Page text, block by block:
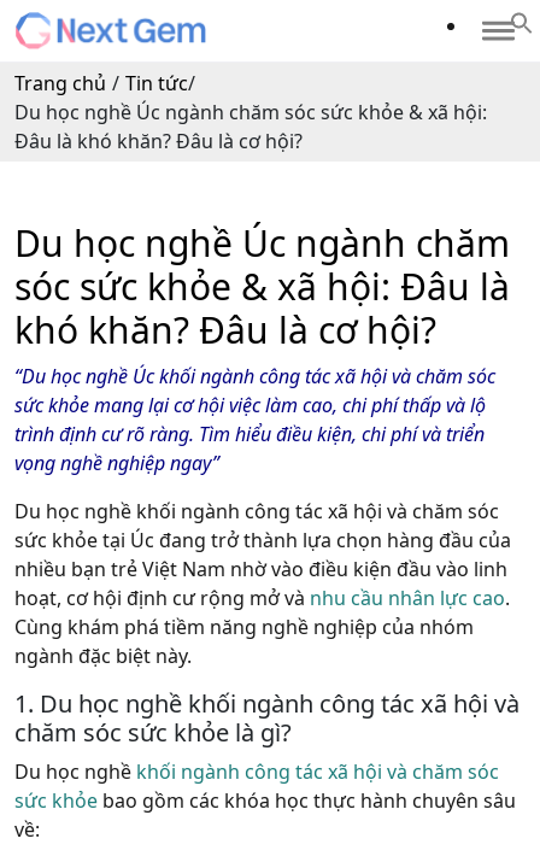
Trang chủ / Tin tức/
Du học nghề Úc ngành chăm sóc sức khỏe & xã hội:
Đâu là khó khăn? Đâu là cơ hội?
Du học nghề Úc ngành chăm
sóc sức khỏe & xã hội: Đâu là
khó khăn? Đâu là cơ hội?
“Du học nghề Úc khối ngành công tác xã hội và chăm sóc
sứckhỏemanglạicơhộiviệclàm cao, chiphíthấpvàlộ
trìnhđịnhcưrõràng. Tìm hiểuđiềukiện, chiphívàtriển
vọngnghềnghiệpngay”
Du học nghề khối ngành công tác xã hội và chăm sóc
sức khỏe tại Úc đang trở thành lựa chọn hàng đầu của
nhiều bạn trẻViệt Nam nhờvào điều kiện đầu vào linh
hoạt, cơ hội định cư rộng mởvà nhu cầu nhân lực cao.
Cùng khám phá tiềm năng nghề nghiệp của nhóm
ngành đặc biệt này.
1. Du học nghề khối ngành công tác xã hội và
chăm sóc sức khỏe là gì?
Du học nghề khối ngành công tác xã hội và chăm sóc
sức khỏe bao gồm các khóa học thực hành chuyên sâu
về: